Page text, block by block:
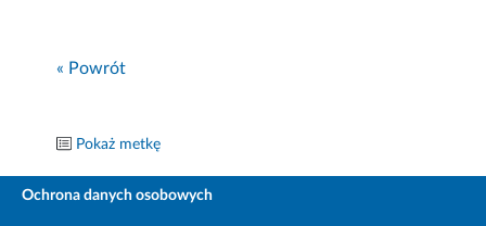
« Powrót
Pokaż metkę
Ochrona danych osobowych